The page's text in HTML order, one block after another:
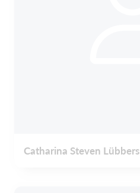
Catharina Steven Lübbers